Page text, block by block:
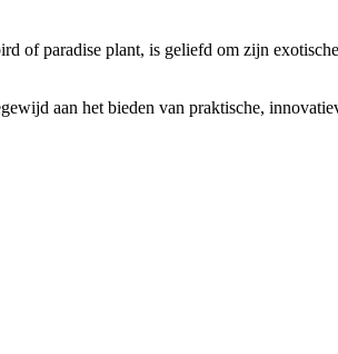
of paradise plant, is geliefd om zijn
aan het bieden van praktische,